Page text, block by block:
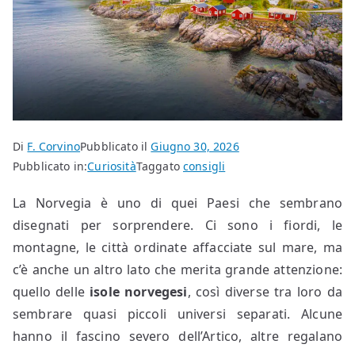
Di F. CorvinoPubblicato ilGiugno 30, 2026
Pubblicato in:CuriositàTaggato consigli
La Norvegia è uno di quei Paesi che sembrano
disegnati per sorprendere. Ci sono i fiordi, le
montagne, le città ordinate affacciate sul mare, ma
c’è anche un altro lato che merita grande attenzione:
quello delle isole norvegesi, così diverse tra loro da
sembrare quasi piccoli universi separati. Alcune
hanno il fascino severo dell’Artico, altre regalano